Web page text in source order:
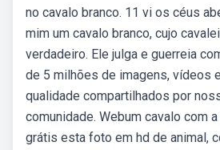
no cavalo branco. 11 vi os céus
mim um cavalo branco, cujo
verdadeiro. Ele julga e guerreia
de 5 milhões de imagens, vídeos
qualidade compartilhados por
comunidade. Webum cavalo com
grátis esta foto em hd de animal,